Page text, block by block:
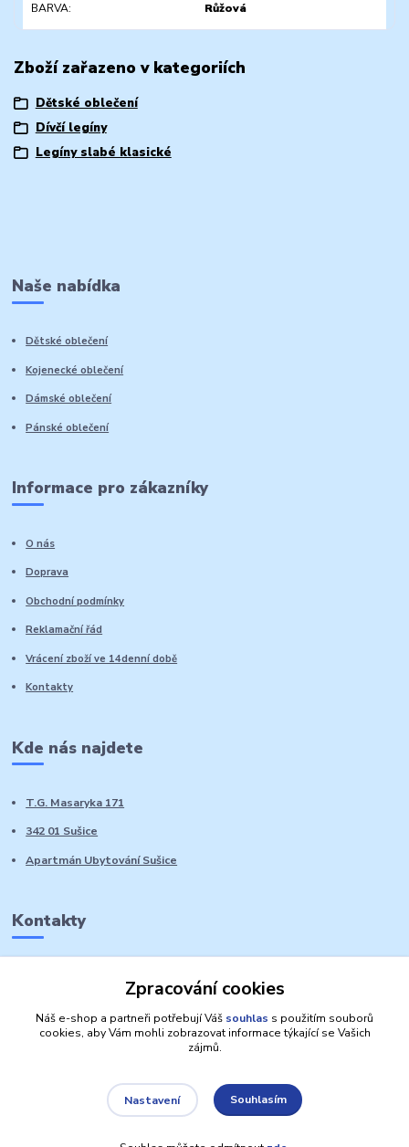
BARVA Růžová
Zboží zařazeno v kategoriích
Dětské oblečení
Dívčí legíny
Legíny slabé klasické
Naše nabídka
Dětské oblečení
Kojenecké oblečení
Dámské oblečení
Pánské oblečení
Informace pro zákazníky
O nás
Doprava
Obchodní podmínky
Reklamační řád
Vrácení zboží ve 14denní době
Kontakty
Kde nás najdete
T.G. Masaryka 171
342 01 Sušice
Apartmán Ubytování Sušice
Kontakty
Zpracování cookies
Náš e-shop a partneři potřebují Váš souhlas s použitím souborů
cookies, aby Vám mohli zobrazovat informace týkající se Vašich
zájmů.
Nastavení Souhlasím